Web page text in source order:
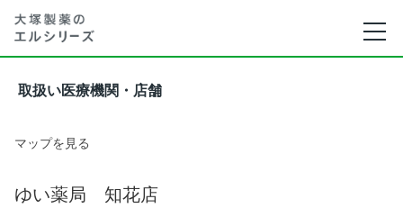
取扱い医療機関・店舗
マップを見る
ゆい薬局 知花店